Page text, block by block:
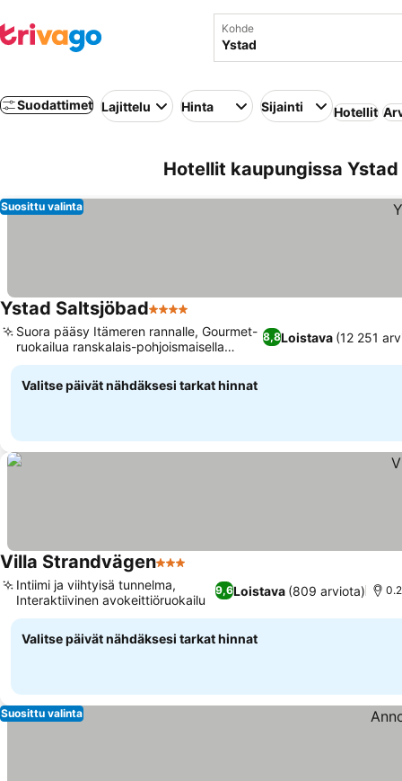
Kohde
Suodattimet Lajittelu Hinta Sijainti Hotellit
Hotellit kaupungissa
Suosittu valinta
Ystad Saltsjöbad4 Tähtiluokitus
8,8Loistava (12 251
Suora pääsy Itämeren rannalle, Gourmet-
ruokailua ranskalais-pohjoismaisella
twistillä
Valitse päivät nähdäksesi tarkat hinnat
Villa Strandvägen3 Tähtiluokitus
9,6Loistava (809 arviota)
Intiimi ja viihtyisä tunnelma,
Interaktiivinen avokeittiöruokailu
Valitse päivät nähdäksesi tarkat hinnat
Suosittu valinta